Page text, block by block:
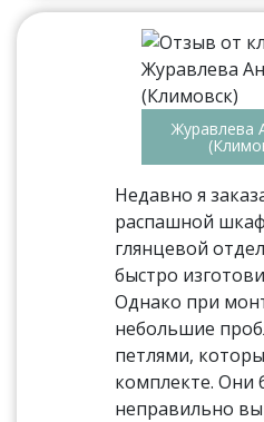
Журавлева
Недавно я
распашной
глянцевой
быстро
Однако при
небольшие
петлями,
комплекте. Они
неправильно